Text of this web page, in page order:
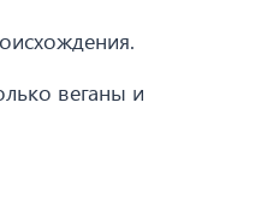
веганы и